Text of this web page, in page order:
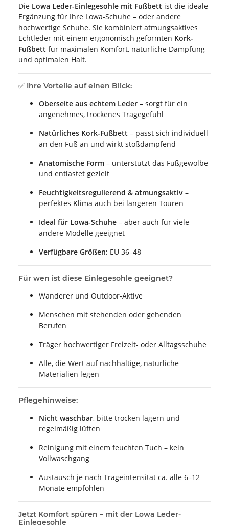
Die Lowa Leder-Einlegesohle mit Fußbett ist die ideale
Ergänzung für Ihre Lowa-Schuhe – oder andere
hochwertige Schuhe. Sie kombiniert atmungsaktives
Echtleder mit einem ergonomisch geformten Kork-
Fußbett für maximalen Komfort, natürliche Dämpfung
und optimalen Halt.
✅ Ihre Vorteile auf einen Blick:
Oberseite aus echtem Leder – sorgt für ein
angenehmes, trockenes Tragegefühl
Natürliches Kork-Fußbett – passt sich individuell
an den Fuß an und wirkt stoßdämpfend
Anatomische Form – unterstützt das Fußgewölbe
und entlastet gezielt
Feuchtigkeitsregulierend & atmungsaktiv –
perfektes Klima auch bei längeren Touren
Ideal für Lowa-Schuhe – aber auch für viele
andere Modelle geeignet
Verfügbare Größen: EU 36–48
Für wen ist diese Einlegesohle geeignet?
Wanderer und Outdoor-Aktive
Menschen mit stehenden oder gehenden
Berufen
Träger hochwertiger Freizeit- oder Alltagsschuhe
Alle, die Wert auf nachhaltige, natürliche
Materialien legen
Pflegehinweise:
Nicht waschbar, bitte trocken lagern und
regelmäßig lüften
Reinigung mit einem feuchten Tuch – kein
Vollwaschgang
Austausch je nach Trageintensität ca. alle 6–12
Monate empfohlen
Jetzt Komfort spüren – mit der Lowa Leder-
Einlegesohle